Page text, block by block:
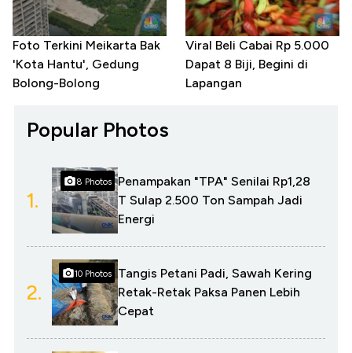
Foto Terkini Meikarta Bak
'Kota Hantu', Gedung
Bolong-Bolong
Viral Beli Cabai Rp 5.000
Dapat 8 Biji, Begini di
Lapangan
Popular Photos
1.
8 Photos
Penampakan "TPA" Senilai Rp1,28
T Sulap 2.500 Ton Sampah Jadi
Energi
2.
10 Photos
Tangis Petani Padi, Sawah Kering
Retak-Retak Paksa Panen Lebih
Cepat